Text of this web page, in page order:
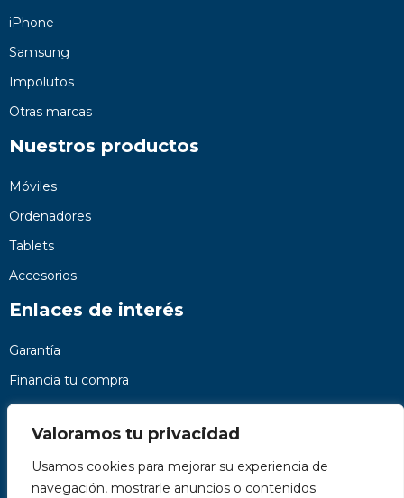
Valoramos tu privacidad
Usamos cookies para mejorar su experiencia de
navegación, mostrarle anuncios o contenidos
iPhone
Samsung
Impolutos
Otras marcas
Nuestros productos
Móviles
Ordenadores
Tablets
Accesorios
Enlaces de interés
Garantía
Financia tu compra
Preguntas frecuentes
Nosotros
Contacto